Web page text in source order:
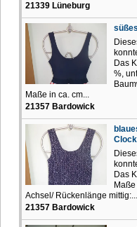
21339 Lüneburg
Das
%,
Maße in ca. cm...
21357 Bardowick
Das
Achsel/ Rückenlänge mittig:...
21357 Bardowick